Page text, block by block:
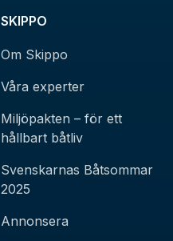
SKIPPO
Om Skippo
Våra experter
Miljöpakten – för ett
hållbart båtliv
Svenskarnas Båtsommar
2025
Annonsera